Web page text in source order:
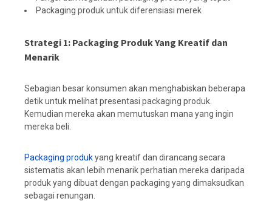
Packaging produk untuk diferensiasi merek
Strategi 1: Packaging Produk Yang Kreatif dan
Menarik
Sebagian besar konsumen akan menghabiskan beberapa
detik untuk melihat presentasi packaging produk.
Kemudian mereka akan memutuskan mana yang ingin
mereka beli.
Packaging produkyang kreatif dan dirancang secara
sistematis akan lebih menarik perhatian mereka daripada
produk yang dibuat dengan packaging yang dimaksudkan
sebagai renungan.